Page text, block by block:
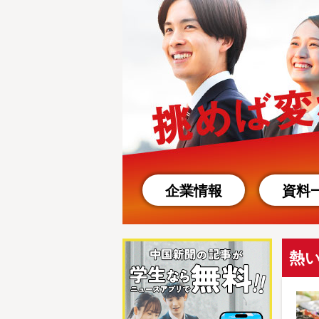
企業情報 資料
熱